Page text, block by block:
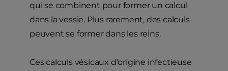
qui se combinent pour former un calcul
dans la vessie. Plus rarement, des calculs
peuvent se former dans les reins.
Ces calculs vésicaux d'origine infectieuse